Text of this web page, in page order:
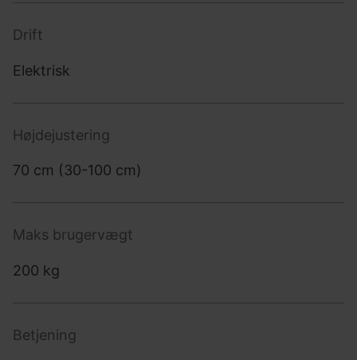
Drift
Elektrisk
Højdejustering
70 cm (30-100 cm)
Maks brugervægt
200 kg
Betjening